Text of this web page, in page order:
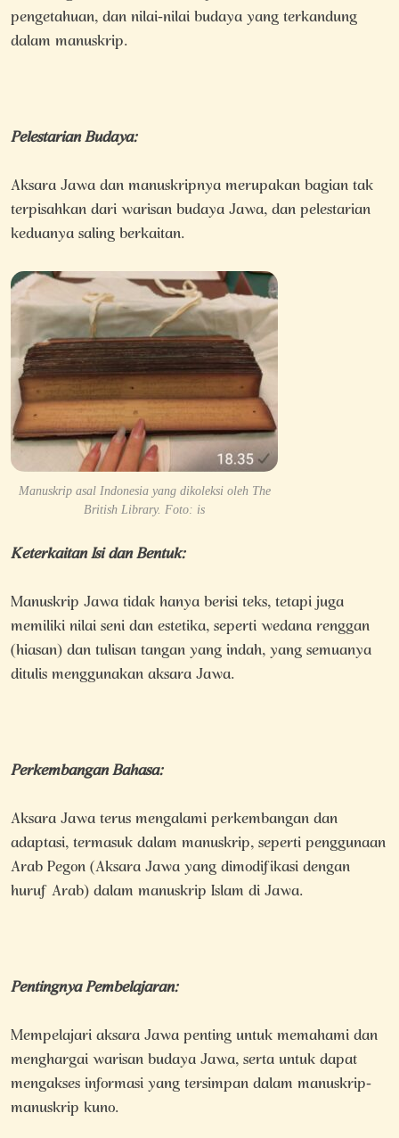
pengetahuan, dan nilai-nilai budaya yang terkandung
dalam manuskrip.
Pelestarian Budaya:
Aksara Jawa dan manuskripnya merupakan bagian tak
terpisahkan dari warisan budaya Jawa, dan pelestarian
keduanya saling berkaitan.
Manuskrip asal Indonesia yang dikoleksi oleh The
British Library. Foto: is
Keterkaitan Isi dan Bentuk:
Manuskrip Jawa tidak hanya berisi teks, tetapi juga
memiliki nilai seni dan estetika, seperti wedana renggan
(hiasan) dan tulisan tangan yang indah, yang semuanya
ditulis menggunakan aksara Jawa.
Perkembangan Bahasa:
Aksara Jawa terus mengalami perkembangan dan
adaptasi, termasuk dalam manuskrip, seperti penggunaan
Arab Pegon (Aksara Jawa yang dimodifikasi dengan
huruf Arab) dalam manuskrip Islam di Jawa.
Pentingnya Pembelajaran:
Mempelajari aksara Jawa penting untuk memahami dan
menghargai warisan budaya Jawa, serta untuk dapat
mengakses informasi yang tersimpan dalam manuskrip-
manuskrip kuno.